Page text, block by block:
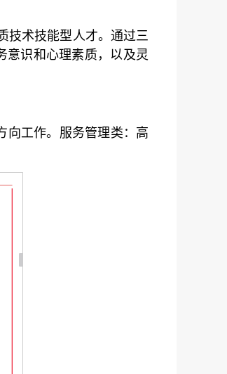
技术技能型人才。通过三
意识和心理素质，以及灵
工作。 服务管理类：高